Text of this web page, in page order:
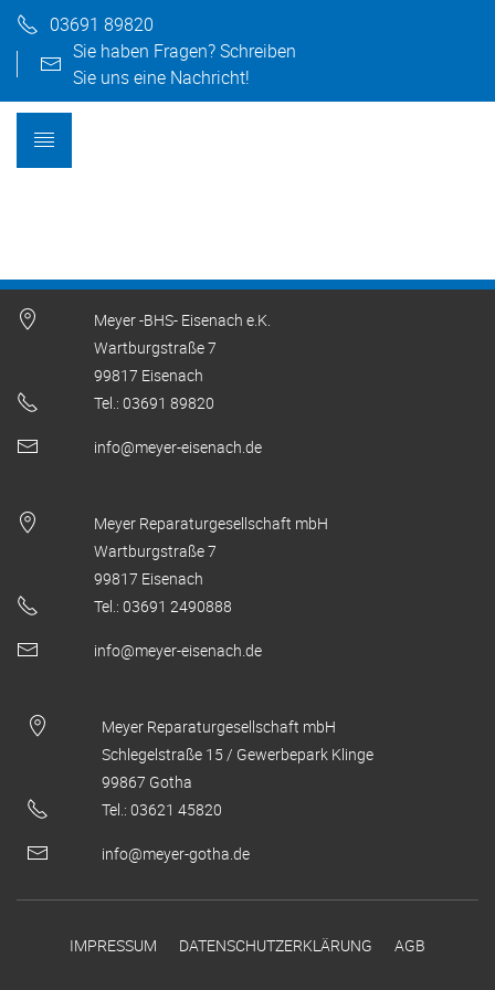
03691 89820
Sie haben Fragen? Schreiben
Sie uns eine Nachricht!
Meyer -BHS- Eisenach e.K.
Wartburgstraße 7
99817 Eisenach
Tel.: 03691 89820
info@meyer-eisenach.de
Meyer Reparaturgesellschaft mbH
Wartburgstraße 7
99817 Eisenach
Tel.: 03691 2490888
info@meyer-eisenach.de
Meyer Reparaturgesellschaft mbH
Schlegelstraße 15 / Gewerbepark Klinge
99867 Gotha
Tel.: 03621 45820
info@meyer-gotha.de
IMPRESSUM DATENSCHUTZERKLÄRUNG AGB